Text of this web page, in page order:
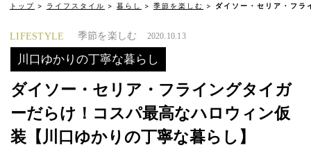
トップ ライフスタイル 暮らし 季節を楽しむ ダイソー・セリア・フ
LIFESTYLE 季節を楽しむ 2020.10.13
川口ゆかりの丁寧な暮らし
ダイソー・セリア・フライングタイガ
ーだらけ！コスパ最高なハロウィン仮
装【川口ゆかりの丁寧な暮らし】